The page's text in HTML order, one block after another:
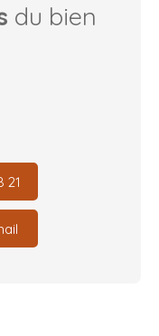
du bien
21